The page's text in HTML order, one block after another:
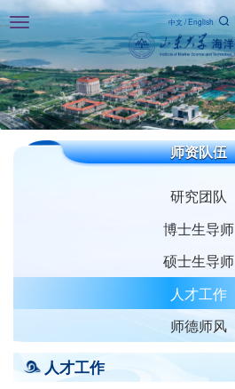
Toggle
navigation
中文/English
师资队伍
研究团队
博士生导师
硕士生导师
人才工作
师德师风
人才工作